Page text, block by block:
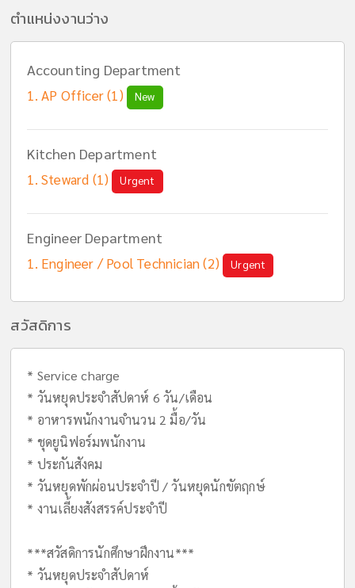
ตำแหน่งงานว่าง
Accounting Department
AP Officer (1) New
Kitchen Department
Steward (1) Urgent
Engineer Department
Engineer / Pool Technician (2) Urgent
สวัสดิการ
* Service charge
* วันหยุดประจำสัปดาห์ 6 วัน/เดือน
* อาหารพนักงานจำนวน 2 มื้อ/วัน
* ชุดยูนิฟอร์มพนักงาน
* ประกันสังคม
* วันหยุดพักผ่อนประจำปี / วันหยุดนักขัตฤกษ์
* งานเลี้ยงสังสรรค์ประจำปี
***สวัสดิการนักศึกษาฝึกงาน***
* วันหยุดประจำสัปดาห์